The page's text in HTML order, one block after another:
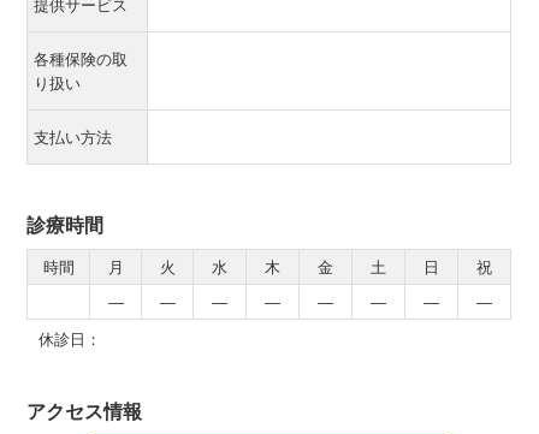
各種保険の取
り扱い
支払い方法
診療時間
時間 月 火 水 木 金 土 日
祝
―
― ― ― ― ― ―
―
休診日：
アクセス情報